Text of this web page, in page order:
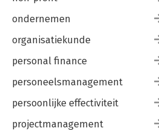
ondernemen
organisatiekunde
personal finance
personeelsmanagement
persoonlijke effectiviteit
projectmanagement